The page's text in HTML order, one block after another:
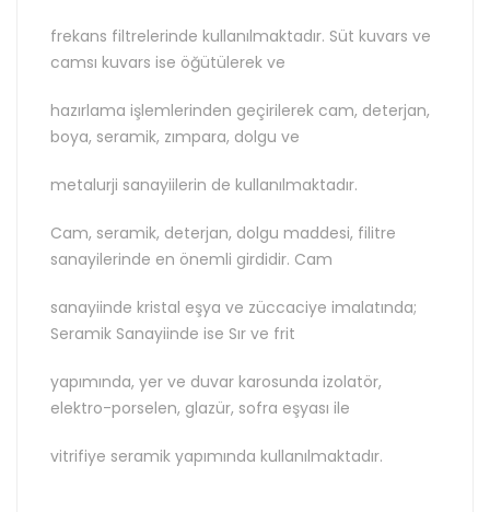
frekans filtrelerinde kullanılmaktadır. Süt kuvars ve
camsı kuvars ise öğütülerek ve
hazırlama işlemlerinden geçirilerek cam, deterjan,
boya, seramik, zımpara, dolgu ve
metalurji sanayiilerin de kullanılmaktadır.
Cam, seramik, deterjan, dolgu maddesi, filitre
sanayilerinde en önemli girdidir. Cam
sanayiinde kristal eşya ve züccaciye imalatında;
Seramik Sanayiinde ise Sır ve frit
yapımında, yer ve duvar karosunda izolatör,
elektro-porselen, glazür, sofra eşyası ile
vitrifiye seramik yapımında kullanılmaktadır.